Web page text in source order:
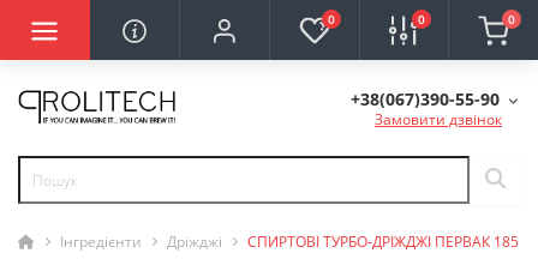
0 0 0
+38(067)390-55-90
Замовити дзвінок
Інгредієнти Дріжджі СПИРТОВІ ТУРБО-ДРІЖДЖІ ПЕРВАК 185 г